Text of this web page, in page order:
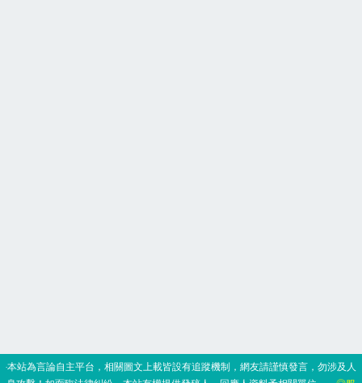
‧本站為言論自主平台，相關圖文上載皆設有追蹤機制，網友請謹慎發言，勿涉及人